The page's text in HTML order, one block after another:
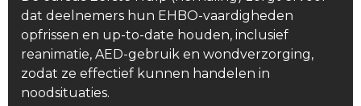
dat deelnemers hun EHBO-vaardigheden
opfrissen en up-to-date houden, inclusief
reanimatie, AED-gebruik en wondverzorging,
zodat ze effectief kunnen handelen in
noodsituaties.